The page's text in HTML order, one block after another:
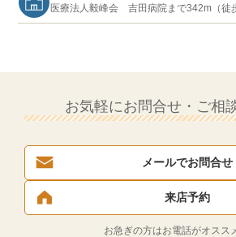
医療法人毅峰会 吉田病院まで342m（徒
お気軽にお問合せ・ご相
メールでお問合せ
来店予約
お急ぎの方はお電話がオスス